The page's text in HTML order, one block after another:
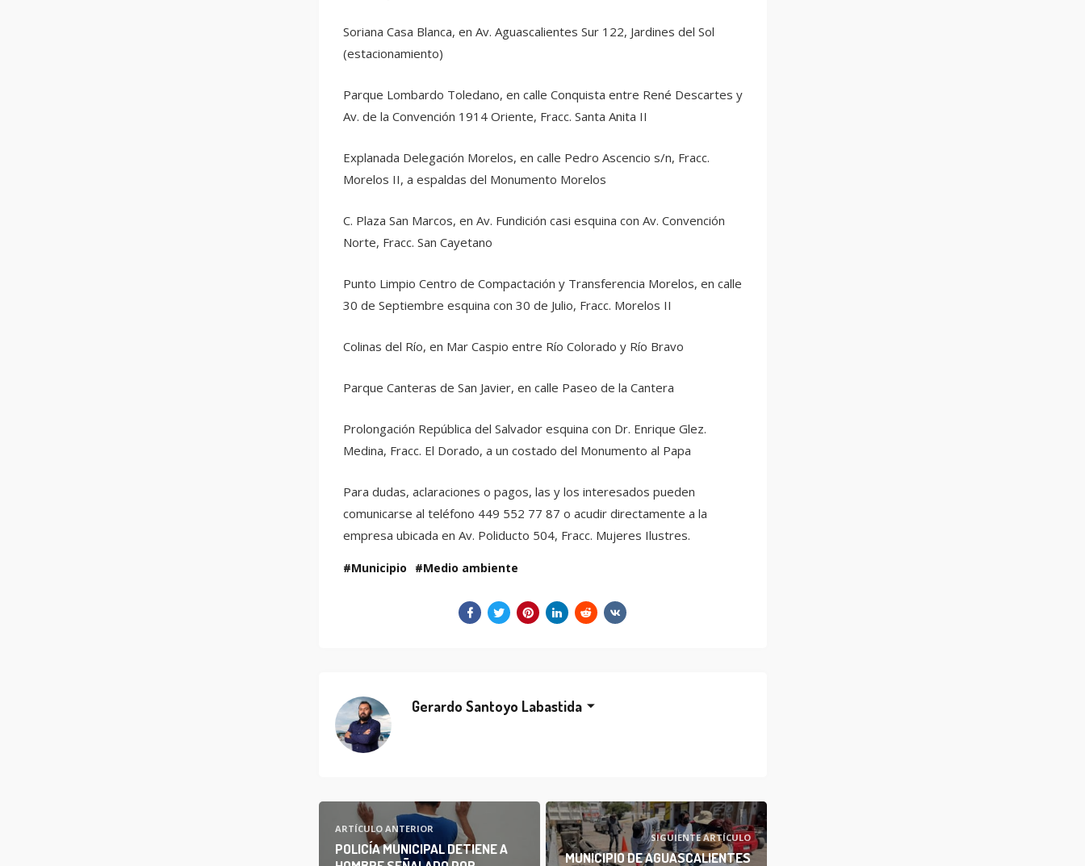
Soriana Casa Blanca, en Av. Aguascalientes Sur 122, Jardines del Sol
(estacionamiento)
Parque Lombardo Toledano, en calle Conquista entre René Descartes y
Av. de la Convención 1914 Oriente, Fracc. Santa Anita II
Explanada Delegación Morelos, en calle Pedro Ascencio s/n, Fracc.
Morelos II, a espaldas del Monumento Morelos
C. Plaza San Marcos, en Av. Fundición casi esquina con Av. Convención
Norte, Fracc. San Cayetano
Punto Limpio Centro de Compactación y Transferencia Morelos, en calle
30 de Septiembre esquina con 30 de Julio, Fracc. Morelos II
Colinas del Río, en Mar Caspio entre Río Colorado y Río Bravo
Parque Canteras de San Javier, en calle Paseo de la Cantera
Prolongación República del Salvador esquina con Dr. Enrique Glez.
Medina, Fracc. El Dorado, a un costado del Monumento al Papa
Para dudas, aclaraciones o pagos, las y los interesados pueden
comunicarse al teléfono 449 552 77 87 o acudir directamente a la
empresa ubicada en Av. Poliducto 504, Fracc. Mujeres Ilustres.
Municipio Medio ambiente
Gerardo Santoyo Labastida
ARTÍCULO ANTERIOR
POLICÍA MUNICIPAL DETIENE A
SIGUIENTE ARTÍCULO
MUNICIPIO DE AGUASCALIENTES